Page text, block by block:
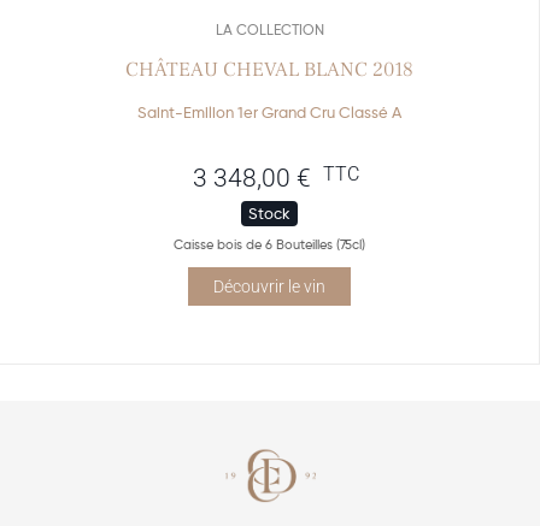
LA COLLECTION
CHÂTEAU CHEVAL BLANC 2018
Saint-Emilion 1er Grand Cru Classé A
3 348,00 € TTC
Stock
Caisse bois de 6 Bouteilles (75cl)
Découvrir le vin